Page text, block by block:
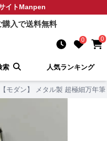
イトManpen
購入で送料無料
0 0
索 人気ランキング
【モダン】 メタル製 超極細万年筆